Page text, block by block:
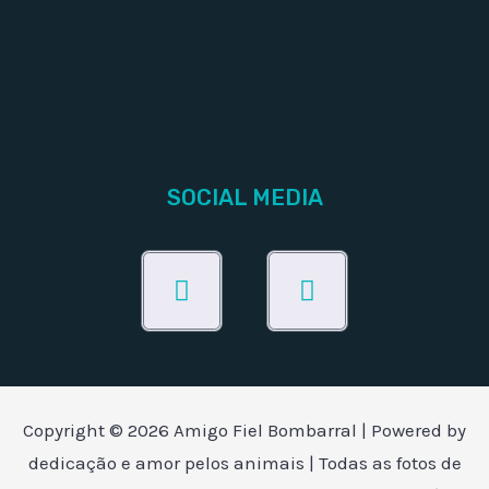
SOCIAL MEDIA
Facebook Instagram
Copyright © 2026 Amigo Fiel Bombarral | Powered by
dedicação e amor pelos animais | Todas as fotos de